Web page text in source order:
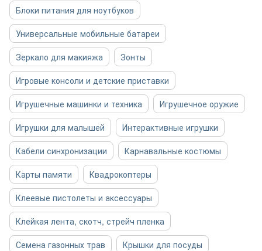
Блоки питания для ноутбуков
Универсальные мобильные батареи
Зеркало для макияжа
Зонты
Игровые консоли и детские приставки
Игрушечные машинки и техника
Игрушечное оружие
Игрушки для малышей
Интерактивные игрушки
Кабели синхронизации
Карнавальные костюмы
Карты памяти
Квадрокоптеры
Клеевые пистолеты и аксессуары
Клейкая лента, скотч, стрейч пленка
Семена газонных трав
Крышки для посуды